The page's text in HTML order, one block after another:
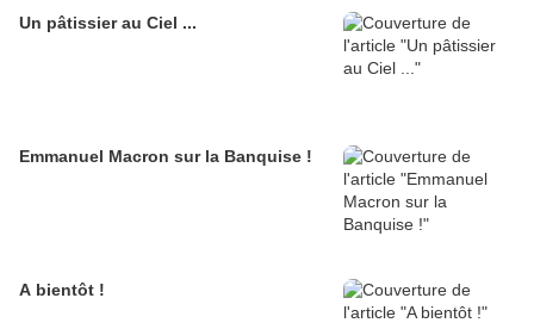
Un pâtissier au Ciel ...
Emmanuel Macron sur la Banquise !
A bientôt !